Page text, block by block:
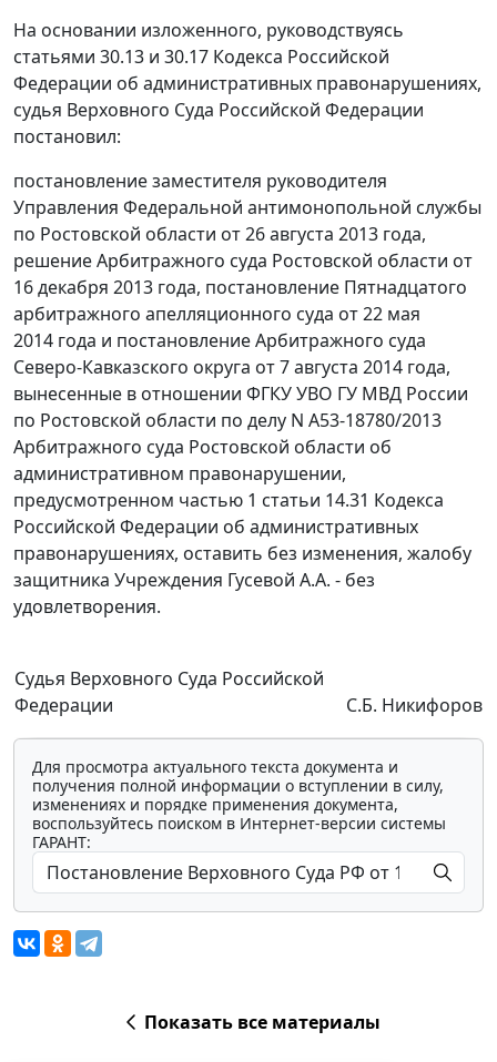
На основании изложенного, руководствуясь
статьями 30.13 и 30.17 Кодекса Российской
Федерации об административных правонарушениях,
судья Верховного Суда Российской Федерации
постановил:
постановление заместителя руководителя
Управления Федеральной антимонопольной службы
по Ростовской области от 26 августа 2013 года,
решение Арбитражного суда Ростовской области от
16 декабря 2013 года, постановление Пятнадцатого
арбитражного апелляционного суда от 22 мая
2014 года и постановлениеАрбитражного суда
Северо-Кавказского округа от 7 августа 2014 года,
вынесенные в отношении ФГКУ УВО ГУ МВД России
по Ростовской области по делу N А53-18780/2013
Арбитражного суда Ростовской области об
административном правонарушении,
предусмотренном частью 1 статьи 14.31 Кодекса
Российской Федерации об административных
правонарушениях, оставить без изменения, жалобу
защитника Учреждения Гусевой А.А. - без
удовлетворения.
Судья Верховного Суда Российской
Федерации
С.Б. Никифоров
Для просмотра актуального текста документа и
получения полной информации о вступлении в силу,
изменениях и порядке применения документа,
воспользуйтесь поиском в Интернет-версии системы
ГАРАНТ:
Показать все материалы